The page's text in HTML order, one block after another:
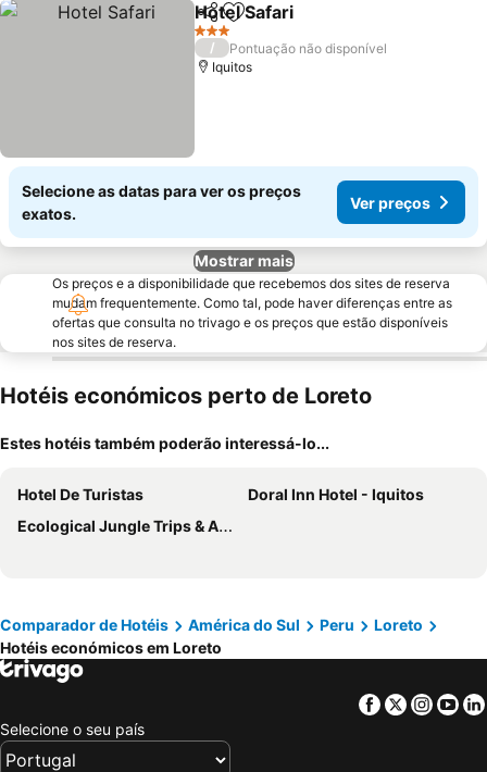
PartilharAdicionar aos favoritos
Hotel Safari
3 Estrelas
/
Pontuação não disponível
Iquitos
Selecione as datas para ver os preços
exatos.
Ver preços
Mostrar mais
Os preços e a disponibilidade que recebemos dos sites de reserva
mudam frequentemente. Como tal, pode haver diferenças entre as
ofertas que consulta no trivago e os preços que estão disponíveis
nos sites de reserva.
Hotéis económicos perto de Loreto
Estes hotéis também poderão interessá-lo...
Hotel De Turistas
Doral Inn Hotel - Iquitos
Ecological Jungle Trips & Amazon Lodge
Comparador de Hotéis América do Sul Peru
Loreto
Hotéis económicos em Loreto
Facebook
Twitter
Selecione o seu país